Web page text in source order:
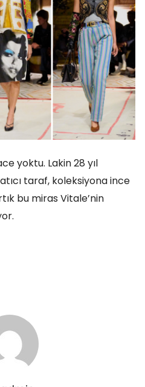
yoktu. Lakin 28 yıl
taraf, koleksiyona ince
bu miras Vitale’nin